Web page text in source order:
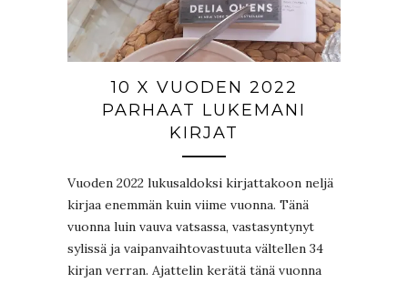
10 X VUODEN 2022
PARHAAT LUKEMANI
KIRJAT
Vuoden 2022 lukusaldoksi kirjattakoon neljä
kirjaa enemmän kuin viime vuonna. Tänä
vuonna luin vauva vatsassa, vastasyntynyt
sylissä ja vaipanvaihtovastuuta vältellen 34
kirjan verran. Ajattelin kerätä tänä vuonna